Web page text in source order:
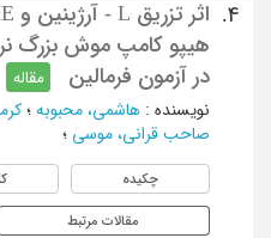
4.
هیپو کامپ موش بزرگ نر
در آزمون فرمالین
مقاله
نویسنده : هاشمی، محبوبه ؛
صاحب قرانی، موسی ؛
چکیده
مقالات مرتبط